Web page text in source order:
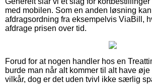
med mobilen. Som en anden løsning
afdragsordning fra eksempelvis ViaBill,
afdrage prisen over tid.
Forud for at nogen handler hos en
burde man når alt kommer til alt have
vilkår, dog er det uden tvivl ikke særlig